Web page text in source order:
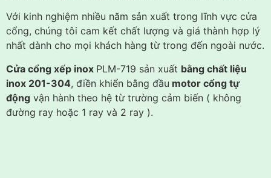
Với kinh nghiệm nhiều năm sản xuất trong lĩnh vực cửa
cổng, chúng tôi cam kết chất lượng và giá thành hợp lý
nhất dành cho mọi khách hàng từ trong đến ngoài nước.
Cửa cổng xếp inox PLM-719 sản xuất bằng chất liệu
inox 201-304, điền khiển bằng đầu motor cổng tự
động vận hành theo hệ từ trường cảm biến ( không
đường ray hoặc 1 ray và 2 ray ).